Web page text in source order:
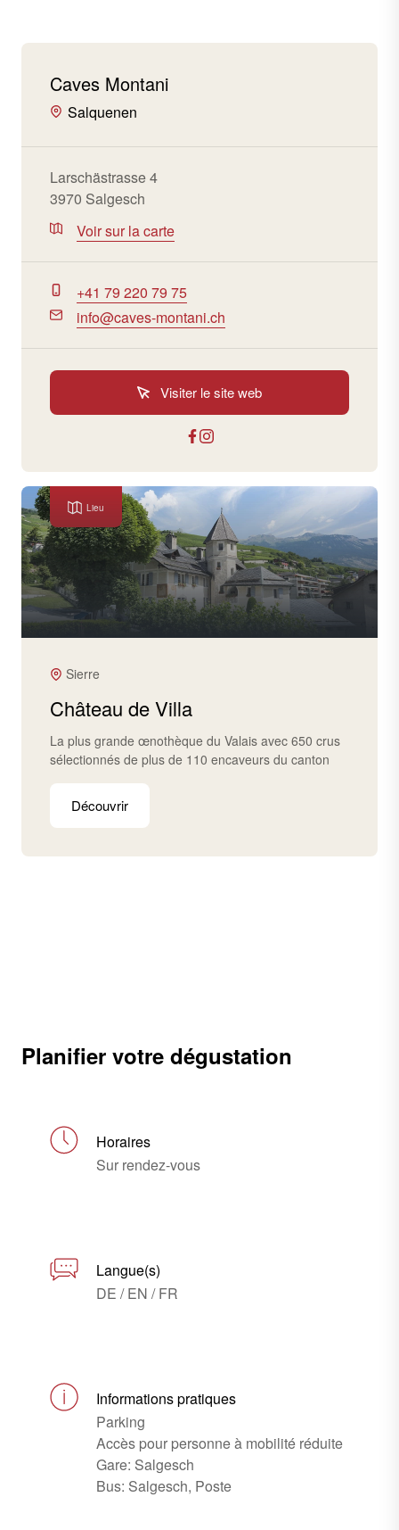
Caves Montani
Salquenen
Larschästrasse 4
3970 Salgesch
Voir sur la carte
+41 79 220 79 75
info@caves-montani.ch
Visiter le site web
Lieu
Sierre
Château de Villa
La plus grande œnothèque du Valais avec 650 crus
sélectionnés de plus de 110 encaveurs du canton
Découvrir
Planifier votre dégustation
Horaires
Sur rendez-vous
Langue(s)
DE / EN / FR
Informations pratiques
Parking
Accès pour personne à mobilité réduite
Gare: Salgesch
Bus: Salgesch, Poste